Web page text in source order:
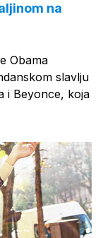
na
Obama
slavlju
i Beyonce, koja